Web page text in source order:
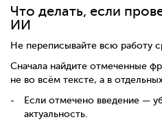
Что делать, если
ИИ
Не переписывайте всю работу
Сначала найдите отмеченные
не во всём тексте, а в
Если отмечено введение —
актуальность.